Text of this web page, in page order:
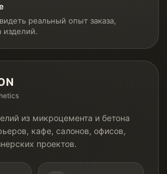
реальный опыт заказа,
изделий.
из микроцемента и бетона
кафе, салонов, офисов,
проектов.